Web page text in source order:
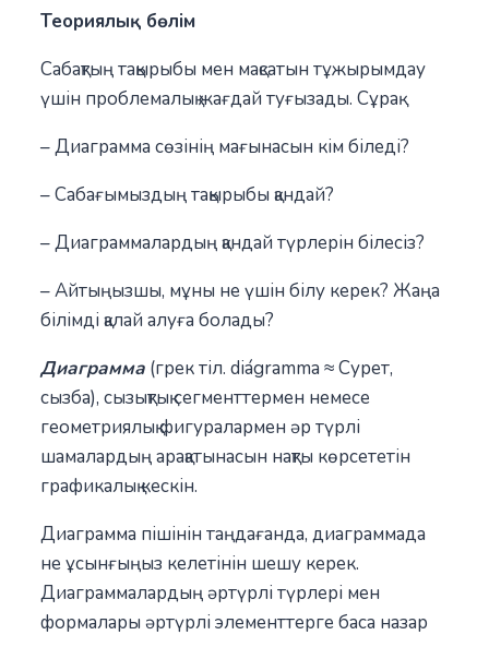
Теориялық бөлім
Сабақтың тақырыбы мен мақсатын тұжырымдау
үшін проблемалық жағдай туғызады. Сұрақ
– Диаграмма сөзінің мағынасын кім біледі?
– Сабағымыздың тақырыбы қандай?
– Диаграммалардың қандай түрлерін білесіз?
– Айтыңызшы, мұны не үшін білу керек? Жаңа
білімді қалай алуға болады?
Диаграмма(грек тіл. diágramma ≈ Сурет,
сызба), сызықтық сегменттермен немесе
геометриялық фигуралармен әр түрлі
шамалардың арақатынасын нақты көрсететін
графикалық кескін.
Диаграмма пішінін таңдағанда, диаграммада
не ұсынғыңыз келетінін шешу керек.
Диаграммалардың әртүрлі түрлері мен
формалары әртүрлі элементтерге баса назар